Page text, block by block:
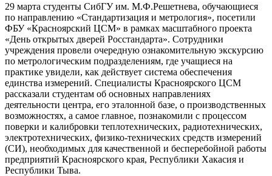
29 марта студенты СибГУ им. М.Ф.Решетнева, обучающиеся
по направлению «Стандартизация и метрология», посетили
ФБУ «Красноярский ЦСМ» в рамках масштабного проекта
«День открытых дверей Росстандарта». Сотрудники
учреждения провели очередную ознакомительную экскурсию
по метрологическим подразделениям, где учащиеся на
практике увидели, как действует система обеспечения
единства измерений. Специалисты Красноярского ЦСМ
рассказали студентам об основных направлениях
деятельности центра, его эталонной базе, о производственных
возможностях, а самое главное, познакомили с процессом
поверки и калибровки теплотехнических, радиотехнических,
электротехнических, физико-технических средств измерений
(СИ), необходимых для качественной и бесперебойной работы
предприятий Красноярского края, Республики Хакасия и
Республики Тыва.